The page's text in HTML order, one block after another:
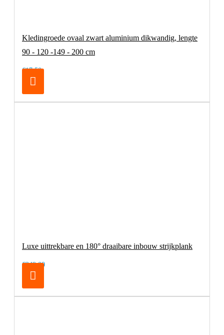
Kledingroede ovaal zwart aluminium dikwandig, lengte
90 - 120 -149 - 200 cm
€17,50
Luxe uittrekbare en 180° draaibare inbouw strijkplank
€249,00